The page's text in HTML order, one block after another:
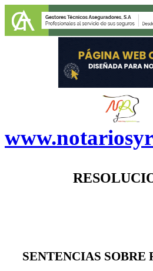
SENTENCIAS SOBRE